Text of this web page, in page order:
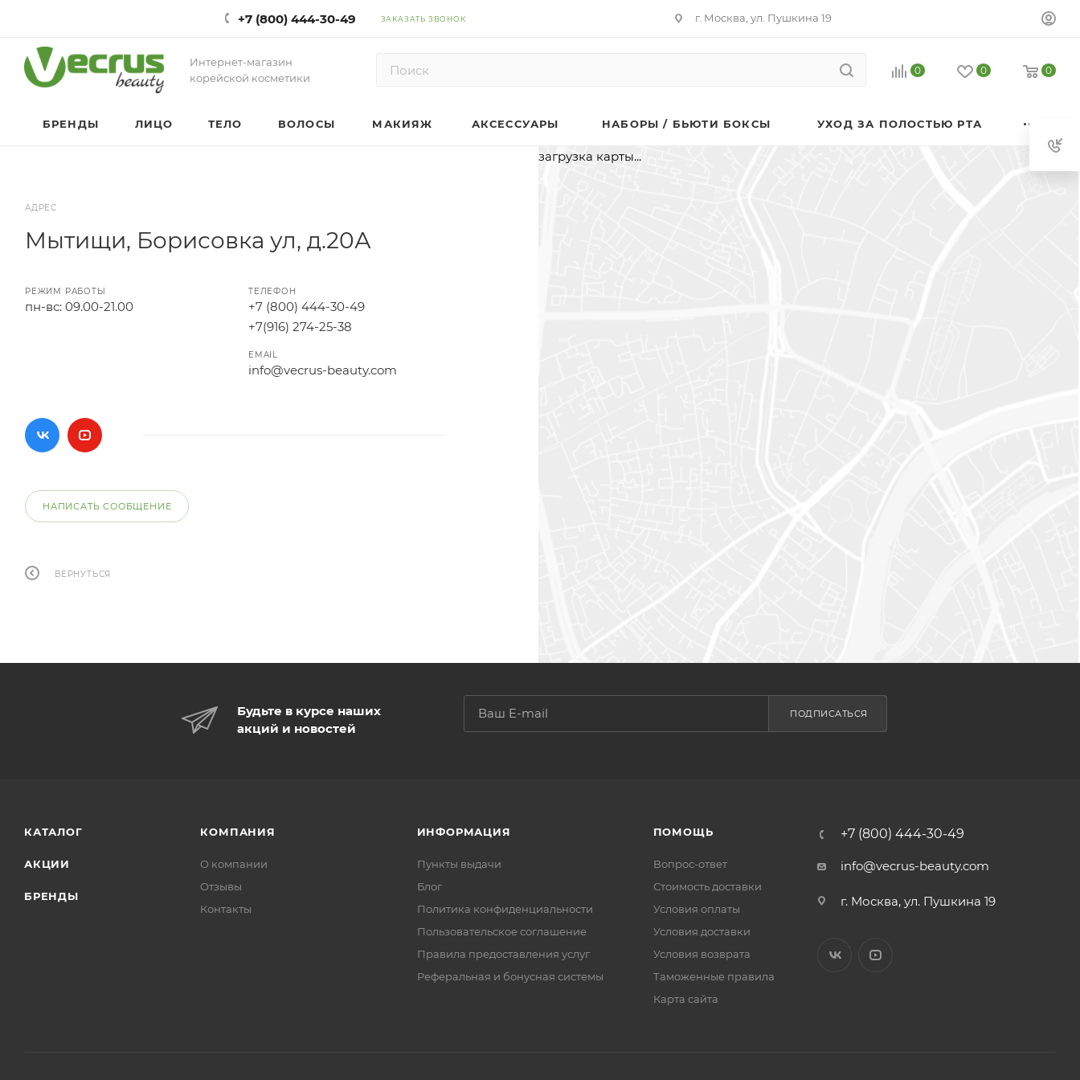
+7 (800) 444-30-49 ЗАКАЗАТЬ ЗВОНОК г. Москва, ул. Пушкина 19
Интернет-магазин
корейской косметики
0 0 0
БРЕНДЫ ЛИЦО ТЕЛО ВОЛОСЫ МАКИЯЖ АКСЕССУАРЫ НАБОРЫ / БЬЮТИ БОКСЫ УХОД ЗА ПОЛОСТЬЮ РТА
АДРЕС
Мытищи, Борисовка ул, д.20А
РЕЖИМ РАБОТЫ
пн-вс: 09.00-21.00
ТЕЛЕФОН
+7 (800) 444-30-49
+7(916) 274-25-38
EMAIL
info@vecrus-beauty.com
НАПИСАТЬ СООБЩЕНИЕ
ВЕРНУТЬСЯ
загрузка карты...
Будьте в курсе наших
акций и новостей
ПОДПИСАТЬСЯ
КАТАЛОГ
АКЦИИ
БРЕНДЫ
КОМПАНИЯ
О компании
Отзывы
Контакты
ИНФОРМАЦИЯ
Пункты выдачи
Блог
Политика конфиденциальности
Пользовательское соглашение
Правила предоставления услуг
Реферальная и бонусная системы
ПОМОЩЬ
Вопрос-ответ
Стоимость доставки
Условия оплаты
Условия доставки
Условия возврата
Таможенные правила
Карта сайта
+7 (800) 444-30-49
info@vecrus-beauty.com
г. Москва, ул. Пушкина 19